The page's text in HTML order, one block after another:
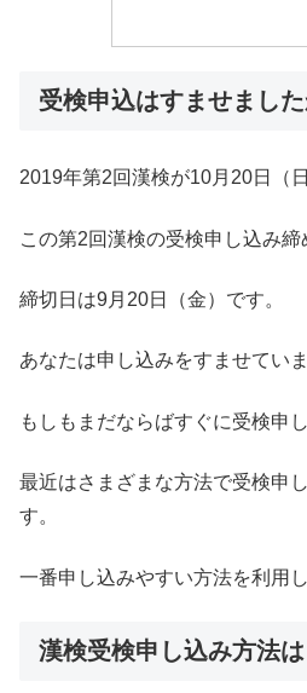
受検申込はすませました
2019年第2回漢検が10月20日（
この第2回漢検の受検申し込み締
締切日は9月20日（金）です。
あなたは申し込みをすませてい
もしもまだならばすぐに受検申
最近はさまざまな方法で受検申
す。
一番申し込みやすい方法を利用
漢検受検申し込み方法は